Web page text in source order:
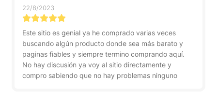
22/8/2023
Este sitio es genial ya he comprado varias veces
buscando algún producto donde sea más barato y
paginas fiables y siempre termino comprando aquí.
No hay discusión ya voy al sitio directamente y
compro sabiendo que no hay problemas ninguno